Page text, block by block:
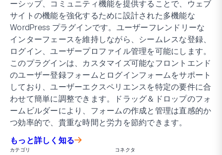
ーシップ、コミュニティ機能を提供することで、ウェブ
サイトの機能を強化するために設計された多機能な
WordPress プラグインです。ユーザーフレンドリーな
インターフェースを維持しながら、シームレスな登録、
ログイン、ユーザープロファイル管理を可能にします。
このプラグインは、カスタマイズ可能なフロントエンド
のユーザー登録フォームとログインフォームをサポート
しており、ユーザーエクスペリエンスを特定の要件に合
わせて簡単に調整できます。ドラッグ＆ドロップのフォ
ームビルダーにより、フォームの作成と管理は直感的か
つ効率的で、貴重な時間と労力を節約できます。
もっと詳しく知る
カテゴリ コネクタ